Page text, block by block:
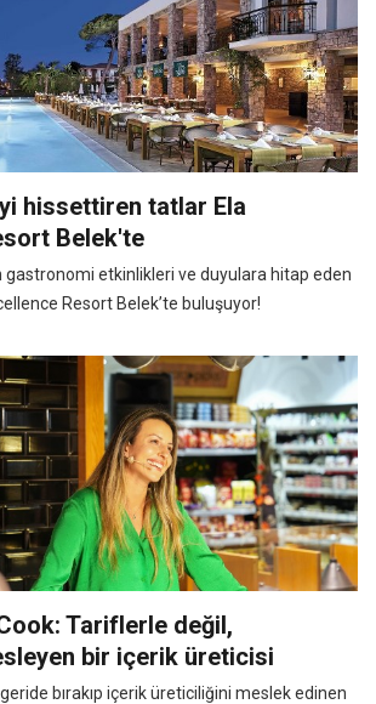
hissettiren tatlar Ela
Belek'te
gastronomi etkinlikleri ve duyulara hitap eden
Resort Belek’te buluşuyor!
Tariflerle değil,
bir içerik üreticisi
bırakıp içerik üreticiliğini meslek edinen